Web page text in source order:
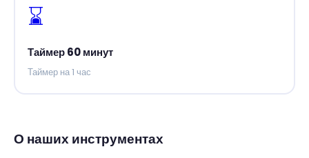
⌛
Таймер 60 минут
Таймер на 1 час
О наших инструментах